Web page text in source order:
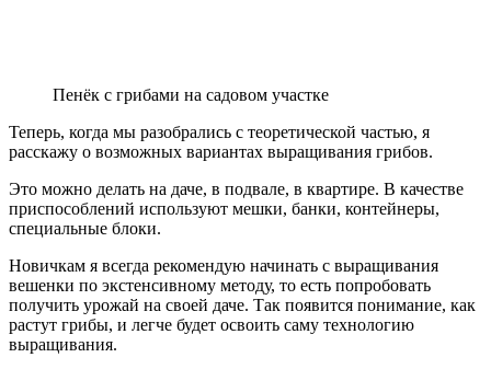
Пенёк с грибами на садовом участке
Теперь, когда мы разобрались с теоретической частью, я
расскажу о возможных вариантах выращивания грибов.
Это можно делать на даче, в подвале, в квартире. В качестве
приспособлений используют мешки, банки, контейнеры,
специальные блоки.
Новичкам я всегда рекомендую начинать с выращивания
вешенки по экстенсивному методу, то есть попробовать
получить урожай на своей даче. Так появится понимание, как
растут грибы, и легче будет освоить саму технологию
выращивания.